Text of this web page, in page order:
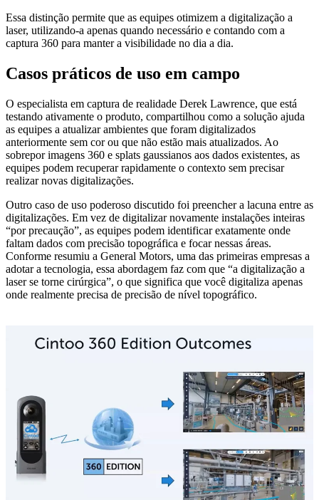
Essa distinção permite que as equipes otimizem a digitalização a
laser, utilizando-a apenas quando necessário e contando com a
captura 360 para manter a visibilidade no dia a dia.
Casos práticos de uso em campo
O especialista em captura de realidade Derek Lawrence, que está
testando ativamente o produto, compartilhou como a solução ajuda
as equipes a atualizar ambientes que foram digitalizados
anteriormente sem cor ou que não estão mais atualizados. Ao
sobrepor imagens 360 e splats gaussianos aos dados existentes, as
equipes podem recuperar rapidamente o contexto sem precisar
realizar novas digitalizações.
Outro caso de uso poderoso discutido foi preencher a lacuna entre as
digitalizações. Em vez de digitalizar novamente instalações inteiras
“por precaução”, as equipes podem identificar exatamente onde
faltam dados com precisão topográfica e focar nessas áreas.
Conforme resumiu a General Motors, uma das primeiras empresas a
adotar a tecnologia, essa abordagem faz com que “a digitalização a
laser se torne cirúrgica”, o que significa que você digitaliza apenas
onde realmente precisa de precisão de nível topográfico.